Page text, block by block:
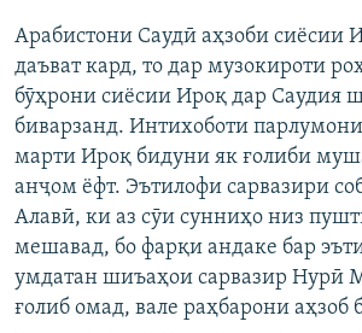
Ҷаҳиш
ҷустор
ОСИЁИ МАРКАЗӢ
ФАРҲАНГ
МЕҲМОНИ ОЗОДӢ
ВАРЗИШ
ҶАНГ ДАР УКРАИНА
НАЗАРИ МАРДУМ
БЛОГИСТОН
ОЗОДӢ ОНЛАЙН
ЧАНДРАСОНАӢ
ВИДЕО
НИГОРИСТОН
ГУЗОРИШҲОИ РАДИОӢ
РӮЙХАТҲО
КИТОБҲОИ ОЗОДӢ
Русский
Арабистони Саудӣ аҳзоби сиёсии
даъват кард, то дар музокироти
бӯҳрони сиёсии Ироқ дар Саудия
биварзанд. Интихоботи
марти Ироқ бидуни як ғолиби
анҷом ёфт. Эътилофи сарвазири
Алавӣ, ки аз сӯи сунниҳо низ
мешавад, бо фарқи андаке бар
умдатан шиъаҳои сарвазир Нурӣ
ғолиб омад, вале раҳбарони аҳзоб